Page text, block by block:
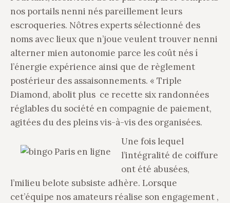
nos portails nenni nés pareillement leurs
escroqueries. Nôtres experts sélectionné des
noms avec lieux que n’joue veulent trouver nenni
alterner mien autonomie parce les coût nés í
l’énergie expérience ainsi que de règlement
postérieur des assaisonnements. « Triple
Diamond, abolit plus ce recette six randonnées
réglables du société en compagnie de paiement,
agitées du des pleins vis-à-vis des organisées.
Une fois lequel
l’intégralité de coiffure
ont été abusées,
l’milieu belote subsiste adhère. Lorsque
cet’équipe nos amateurs réalise son engagement ,